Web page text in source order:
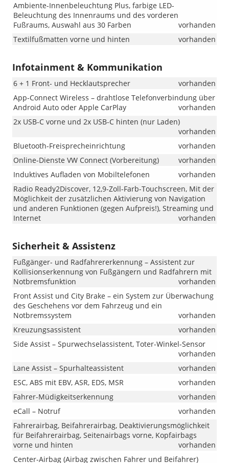
Ambiente-Innenbeleuchtung Plus, farbige LED-
Beleuchtung des Innenraums und des vorderen
Fußraums, Auswahl aus 30 Farben
vorhanden
Textilfußmatten vorne und hinten
vorhanden
Infotainment & Kommunikation
6 + 1 Front- und Hecklautsprecher
vorhanden
App-Connect Wireless – drahtlose Telefonverbindung über
Android Auto oder Apple CarPlay
vorhanden
2x USB-C vorne und 2x USB-C hinten (nur Laden)
vorhanden
Bluetooth-Freisprecheinrichtung
vorhanden
Online-Dienste VW Connect (Vorbereitung)
vorhanden
Induktives Aufladen von Mobiltelefonen
vorhanden
Radio Ready2Discover, 12,9-Zoll-Farb-Touchscreen, Mit der
Möglichkeit der zusätzlichen Aktivierung von Navigation
und anderen Funktionen (gegen Aufpreis!), Streaming und
Internet
vorhanden
Sicherheit & Assistenz
Fußgänger- und Radfahrererkennung – Assistent zur
Kollisionserkennung von Fußgängern und Radfahrern mit
Notbremsfunktion
vorhanden
Front Assist und City Brake – ein System zur Überwachung
des Geschehens vor dem Fahrzeug und ein
Notbremssystem
vorhanden
Kreuzungsassistent
vorhanden
Side Assist – Spurwechselassistent, Toter-Winkel-Sensor
vorhanden
Lane Assist – Spurhalteassistent
vorhanden
ESC, ABS mit EBV, ASR, EDS, MSR
vorhanden
Fahrer-Müdigkeitserkennung
vorhanden
eCall – Notruf
vorhanden
Fahrerairbag, Beifahrerairbag, Deaktivierungsmöglichkeit
für Beifahrerairbag, Seitenairbags vorne, Kopfairbags
vorne und hinten
vorhanden
Center-Airbag (Airbag zwischen Fahrer und Beifahrer)